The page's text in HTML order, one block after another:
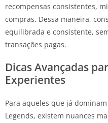
recompensas consistentes,
compras. Dessa maneira,
equilibrada e consistente,
transações pagas.
Dicas Avançadas
Experientes
Para aqueles que já
Legends, existem nuances